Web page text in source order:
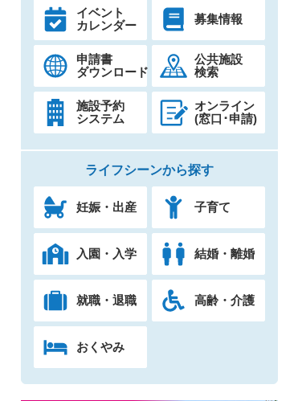
イベント
カレンダー
募集情報
申請書
ダウンロード
公共施設
検索
施設予約
システム
オンライン
(窓口･申請)
ライフシーンから探す
妊娠・出産 子育て
入園・入学 結婚・離婚
就職・退職 高齢・介護
おくやみ